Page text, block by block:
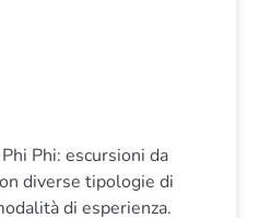
Phi: escursioni da
diverse tipologie di
di esperienza.